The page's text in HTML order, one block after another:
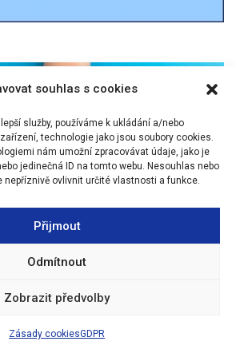
souhlas s cookies
služby, používáme k ukládání a/nebo
technologie jako jsou soubory cookies.
nám umožní zpracovávat údaje, jako je
jedinečná ID na tomto webu. Nesouhlas nebo
nepříznivě ovlivnit určité vlastnosti a funkce.
Přijmout
Odmítnout
Zobrazit předvolby
Zásady cookiesGDPR